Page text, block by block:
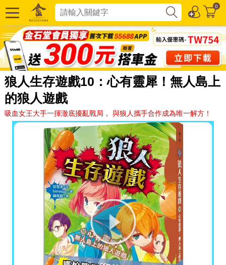
0
狼人生存遊戲10：心有靈犀！無人島上
的狼人遊戲
吸血女王大手一揮澈底擾亂戰局， 與狼人攜手合作成為唯一解方！